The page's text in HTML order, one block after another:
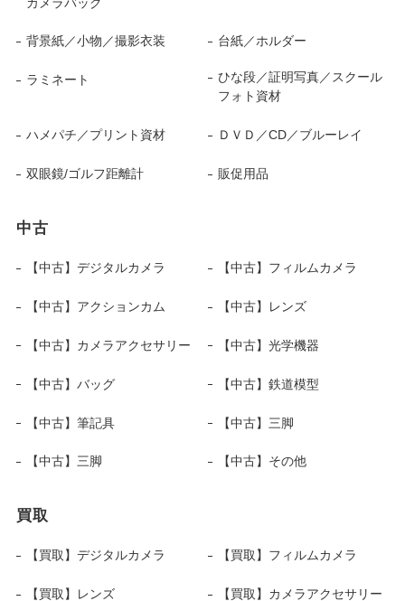
背景紙／小物／撮影衣装 台紙／ホルダー
ラミネート
ひな段／証明写真／スクール
フォト資材
ハメパチ／プリント資材 ＤＶＤ／CD／ブルーレイ
双眼鏡/ゴルフ距離計 販促用品
中古
【中古】デジタルカメラ 【中古】フィルムカメラ
【中古】アクションカム 【中古】レンズ
【中古】カメラアクセサリー 【中古】光学機器
【中古】バッグ 【中古】鉄道模型
【中古】筆記具 【中古】三脚
【中古】三脚 【中古】その他
買取
【買取】デジタルカメラ 【買取】フィルムカメラ
【買取】レンズ 【買取】カメラアクセサリー